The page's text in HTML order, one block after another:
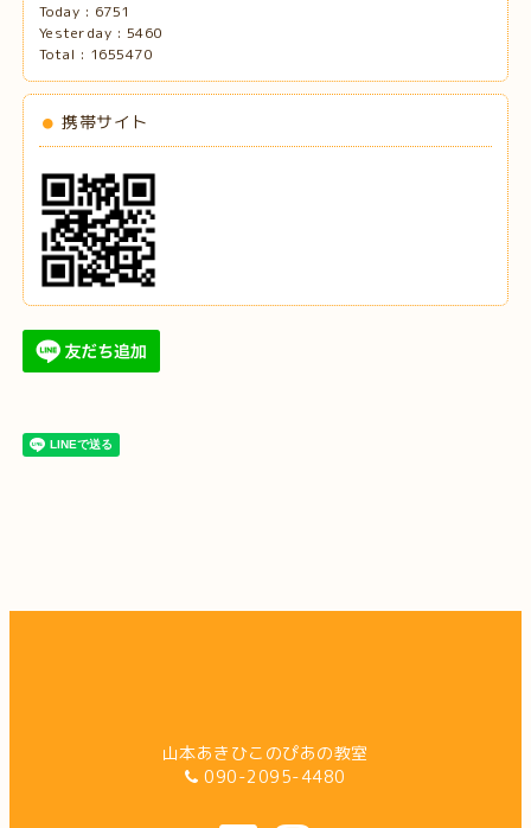
Today : 6751
Yesterday : 5460
Total : 1655470
携帯サイト
山本あきひこのぴあの教室
090-2095-4480